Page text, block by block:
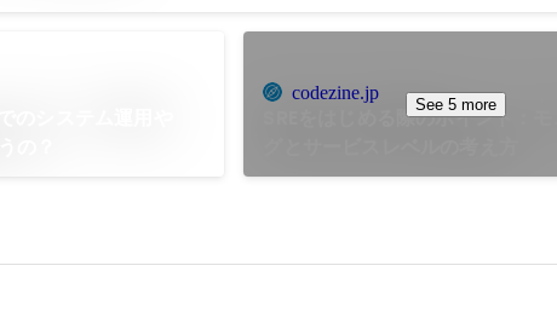
codezine.jp
SREをはじめる際のポイント：
See 5 more